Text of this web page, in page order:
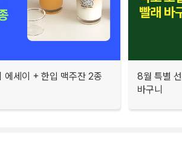
에세이 + 한입 맥주잔 2종
8월 특별
바구니